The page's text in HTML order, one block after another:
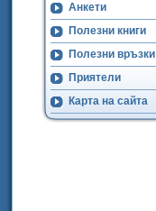
Анкети
Полезни книги
Полезни връзки
Приятели
Карта на сайта